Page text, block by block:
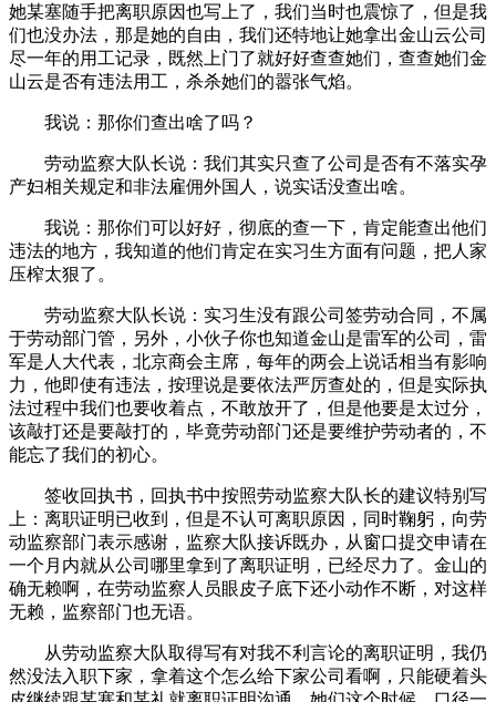
她某塞随手把离职原因也写上了，我们当时也震惊了，但是我
们也没办法，那是她的自由，我们还特地让她拿出金山云公司
尽一年的用工记录，既然上门了就好好查查她们，查查她们金
山云是否有违法用工，杀杀她们的嚣张气焰。
我说：那你们查出啥了吗？
劳动监察大队长说：我们其实只查了公司是否有不落实孕
产妇相关规定和非法雇佣外国人，说实话没查出啥。
我说：那你们可以好好，彻底的查一下，肯定能查出他们
违法的地方，我知道的他们肯定在实习生方面有问题，把人家
压榨太狠了。
劳动监察大队长说：实习生没有跟公司签劳动合同，不属
于劳动部门管，另外，小伙子你也知道金山是雷军的公司，雷
军是人大代表，北京商会主席，每年的两会上说话相当有影响
力，他即使有违法，按理说是要依法严厉查处的，但是实际执
法过程中我们也要收着点，不敢放开了，但是他要是太过分，
该敲打还是要敲打的，毕竟劳动部门还是要维护劳动者的，不
能忘了我们的初心。
签收回执书，回执书中按照劳动监察大队长的建议特别写
上：离职证明已收到，但是不认可离职原因，同时鞠躬，向劳
动监察部门表示感谢，监察大队接诉既办，从窗口提交申请在
一个月内就从公司哪里拿到了离职证明，已经尽力了。金山的
确无赖啊，在劳动监察人员眼皮子底下还小动作不断，对这样
无赖，监察部门也无语。
从劳动监察大队取得写有对我不利言论的离职证明，我仍
然没法入职下家，拿着这个怎么给下家公司看啊，只能硬着头